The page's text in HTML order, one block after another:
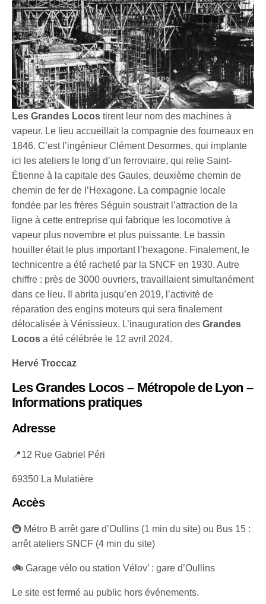
Les Grandes Locos tirent leur nom des machines à
vapeur. Le lieu accueillait la compagnie des fourneaux en
1846. C’est l’ingénieur Clément Desormes, qui implante
ici les ateliers le long d’un ferroviaire, qui relie Saint-
Étienne à la capitale des Gaules, deuxième chemin de
chemin de fer de l’Hexagone. La compagnie locale
fondée par les frères Séguin soustrait l’attraction de la
ligne à cette entreprise qui fabrique les locomotive à
vapeur plus novembre et plus puissante. Le bassin
houiller était le plus important l’hexagone. Finalement, le
technicentre a été racheté par la SNCF en 1930. Autre
chiffre : près de 3000 ouvriers, travaillaient simultanément
dans ce lieu. Il abrita jusqu’en 2019, l’activité de
réparation des engins moteurs qui sera finalement
délocalisée à Vénissieux. L’inauguration desGrandes
Locos a été célébrée le 12 avril 2024.
Hervé Troccaz
Les Grandes Locos – Métropole de Lyon –
Informations pratiques
Adresse
📍12 Rue Gabriel Péri
69350 La Mulatière
Accès
🚇 Métro B arrêt gare d’Oullins (1 min du site) ou Bus 15 :
arrêt ateliers SNCF (4 min du site)
🚲 Garage vélo ou station Vélov’ : gare d’Oullins
Le site est fermé au public hors événements.